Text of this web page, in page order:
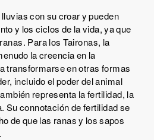
con su croar y pueden
y los ciclos de la vida, ya que
Para los Taironas, la
la creencia en la
transformarse en otras formas
incluido el poder del animal
representa la fertilidad, la
Su connotación de fertilidad se
de que las ranas y los sapos